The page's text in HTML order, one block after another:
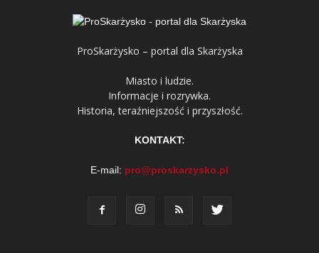
ProSkarżysko – portal dla Skarżyska
Miasto i ludzie.
Informacje i rozrywka.
Historia, teraźniejszość i przyszłość.
KONTAKT:
E-mail: pro@proskarzysko.pl